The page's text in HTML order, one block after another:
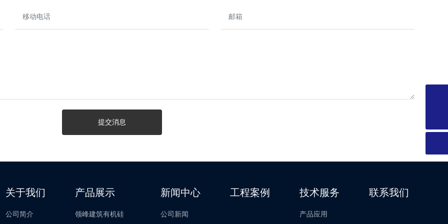
提交消息
关于我们
公司简介
产品展示
领峰建筑有机硅
新闻中心
公司新闻
工程案例 技术服务
产品应用
联系我们